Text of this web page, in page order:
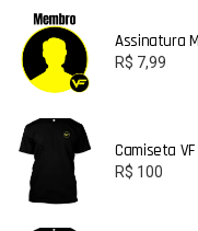
Assinatura
R$ 7,99
Camiseta
R$ 100